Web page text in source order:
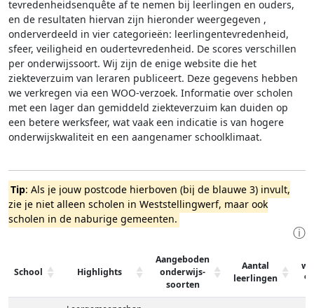
tevredenheidsenquête af te nemen bij leerlingen en ouders,
en de resultaten hiervan zijn hieronder weergegeven ,
onderverdeeld in vier categorieën: leerlingentevredenheid,
sfeer, veiligheid en oudertevredenheid. De scores verschillen
per onderwijssoort. Wij zijn de enige website die het
ziekteverzuim van leraren publiceert. Deze gegevens hebben
we verkregen via een WOO-verzoek. Informatie over scholen
met een lager dan gemiddeld ziekteverzuim kan duiden op
een betere werksfeer, wat vaak een indicatie is van hogere
onderwijskwaliteit en een aangenamer schoolklimaat.
Tip: Als je jouw postcode hierboven (bij de blauwe 3) invult,
zie je niet alleen scholen in Weststellingwerf, maar ook
scholen in de naburige gemeenten.
ⓘ
School Highlights
Aangeboden
onderwijs-
soorten
Aantal
leerlingen